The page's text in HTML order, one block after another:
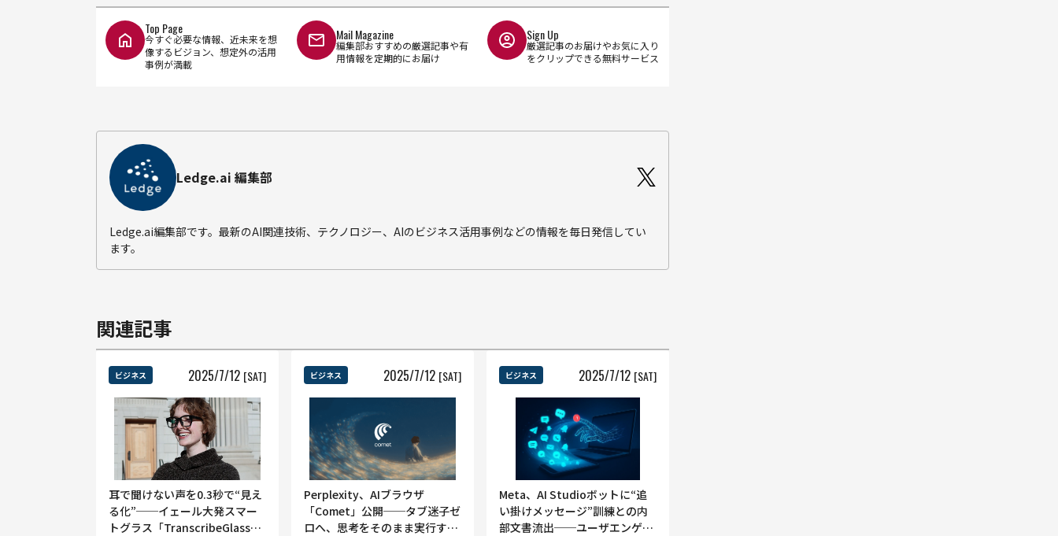
Top Page
今すぐ必要な情報、近未来を想
像するビジョン、想定外の活用
事例が満載
Mail Magazine
編集部おすすめの厳選記事や有
用情報を定期的にお届け
Sign Up
厳選記事のお届けやお気に入り
をクリップできる無料サービス
Ledge.ai 編集部
Ledge.ai編集部です。最新のAI関連技術、テクノロジー、AIのビジネス活用事例などの情報を毎日発信してい
ます。
関連記事
ビジネス 2025/7/12 [SAT]
耳で聞けない声を0.3秒で“見え
る化”──イェール大発スマー
トグラス「TranscribeGlass」
ビジネス 2025/7/12 [SAT]
Perplexity、AIブラウザ
「Comet」公開──タブ迷子ゼ
ロへ、思考をそのまま実行す
ビジネス 2025/7/12 [SAT]
Meta、AI Studioボットに“追
い掛けメッセージ”訓練との内
部文書流出──ユーザエンゲー